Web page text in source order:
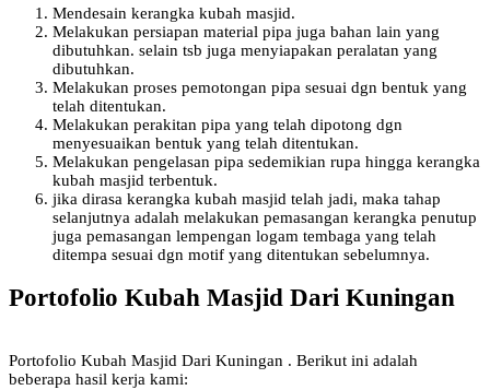
Mendesain kerangka kubah masjid.
Melakukan persiapan material pipa juga bahan lain yang
dibutuhkan. selain tsb juga menyiapakan peralatan yang
dibutuhkan.
Melakukan proses pemotongan pipa sesuai dgn bentuk yang
telah ditentukan.
Melakukan perakitan pipa yang telah dipotong dgn
menyesuaikan bentuk yang telah ditentukan.
Melakukan pengelasan pipa sedemikian rupa hingga kerangka
kubah masjid terbentuk.
jika dirasa kerangka kubah masjid telah jadi, maka tahap
selanjutnya adalah melakukan pemasangan kerangka penutup
juga pemasangan lempengan logam tembaga yang telah
ditempa sesuai dgn motif yang ditentukan sebelumnya.
Portofolio Kubah Masjid Dari Kuningan
Portofolio Kubah Masjid Dari Kuningan . Berikut ini adalah
beberapa hasil kerja kami: